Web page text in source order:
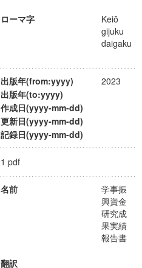
ローマ字
Keiō
gijuku
daigaku
出版年(from:yyyy)
2023
出版年(to:yyyy)
作成日(yyyy-mm-dd)
更新日(yyyy-mm-dd)
記録日(yyyy-mm-dd)
1 pdf
名前
学事振
興資金
研究成
果実績
報告書
翻訳